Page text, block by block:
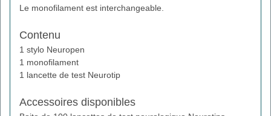
Le monofilament est interchangeable.
Contenu
1 stylo Neuropen
1 monofilament
1 lancette de test Neurotip
Accessoires disponibles